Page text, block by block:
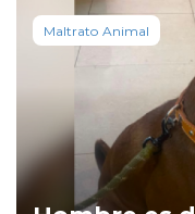
Maltrato Animal